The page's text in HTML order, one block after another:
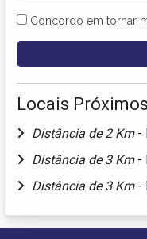
Concordo em tornar
Locais
Distância de 2 Km -
Distância de 3 Km -
Distância de 3 Km -